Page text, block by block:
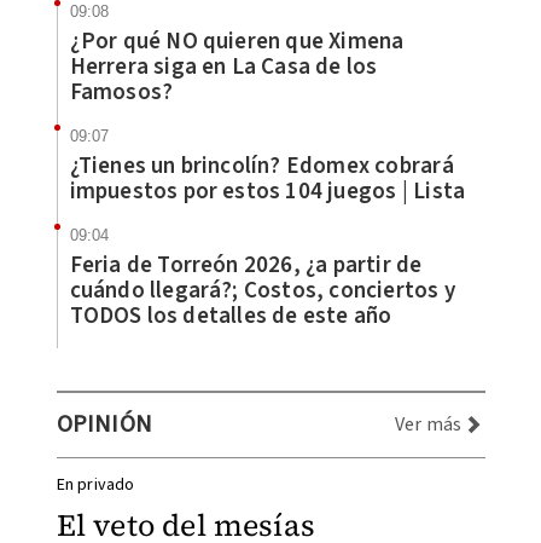
09:08
¿Por qué NO quieren que Ximena
Herrera siga en La Casa de los
Famosos?
09:07
¿Tienes un brincolín? Edomex cobrará
impuestos por estos 104 juegos | Lista
09:04
Feria de Torreón 2026, ¿a partir de
cuándo llegará?; Costos, conciertos y
TODOS los detalles de este año
OPINIÓN Ver más
El veto del mesías
En privado